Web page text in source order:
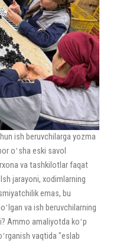
ish beruvchilarga yozma
oʻsha eski savol
va tashkilotlar faqat
jarayoni, xodimlarning
emas, bu
va ish beruvchilarning
Ammo amaliyotda koʻp
vaqtida "eslab